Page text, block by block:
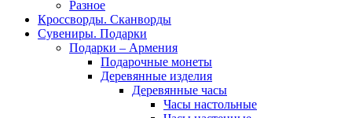
Разное
Кроссворды. Сканворды
Сувениры. Подарки
Подарки – Армения
Подарочные монеты
Деревянные изделия
Деревянные часы
Часы настольные